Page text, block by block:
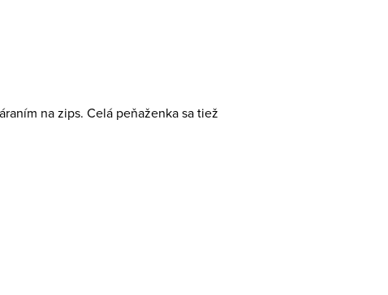
na zips. Celá peňaženka sa tiež